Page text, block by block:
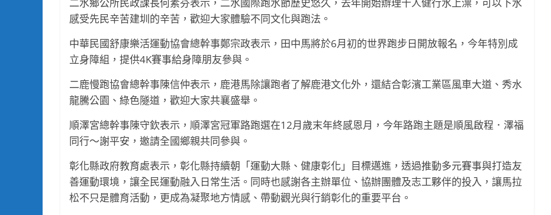
感受先民辛苦建圳的辛苦，歡迎大家體驗不同文化與跑法。
中華民國舒康樂活運動協會總幹事鄭宗政表示，田中馬將於6月初的世界跑步日開放報名，今年特別成
立身障組，提供4K賽事給身障朋友參與。
二鹿慢跑協會總幹事陳信仲表示，鹿港馬除讓跑者了解鹿港文化外，還結合彰濱工業區風車大道、秀水
龍騰公園、綠色隧道，歡迎大家共襄盛舉。
順澤宮總幹事陳守欽表示，順澤宮冠軍路跑選在12月歲末年終感恩月，今年路跑主題是順風啟程．澤福
同行～謝平安，邀請全國鄉親共同參與。
彰化縣政府教育處表示，彰化縣持續朝「運動大縣、健康彰化」目標邁進，透過推動多元賽事與打造友
善運動環境，讓全民運動融入日常生活。同時也感謝各主辦單位、協辦團體及志工夥伴的投入，讓馬拉
松不只是體育活動，更成為凝聚地方情感、帶動觀光與行銷彰化的重要平台。